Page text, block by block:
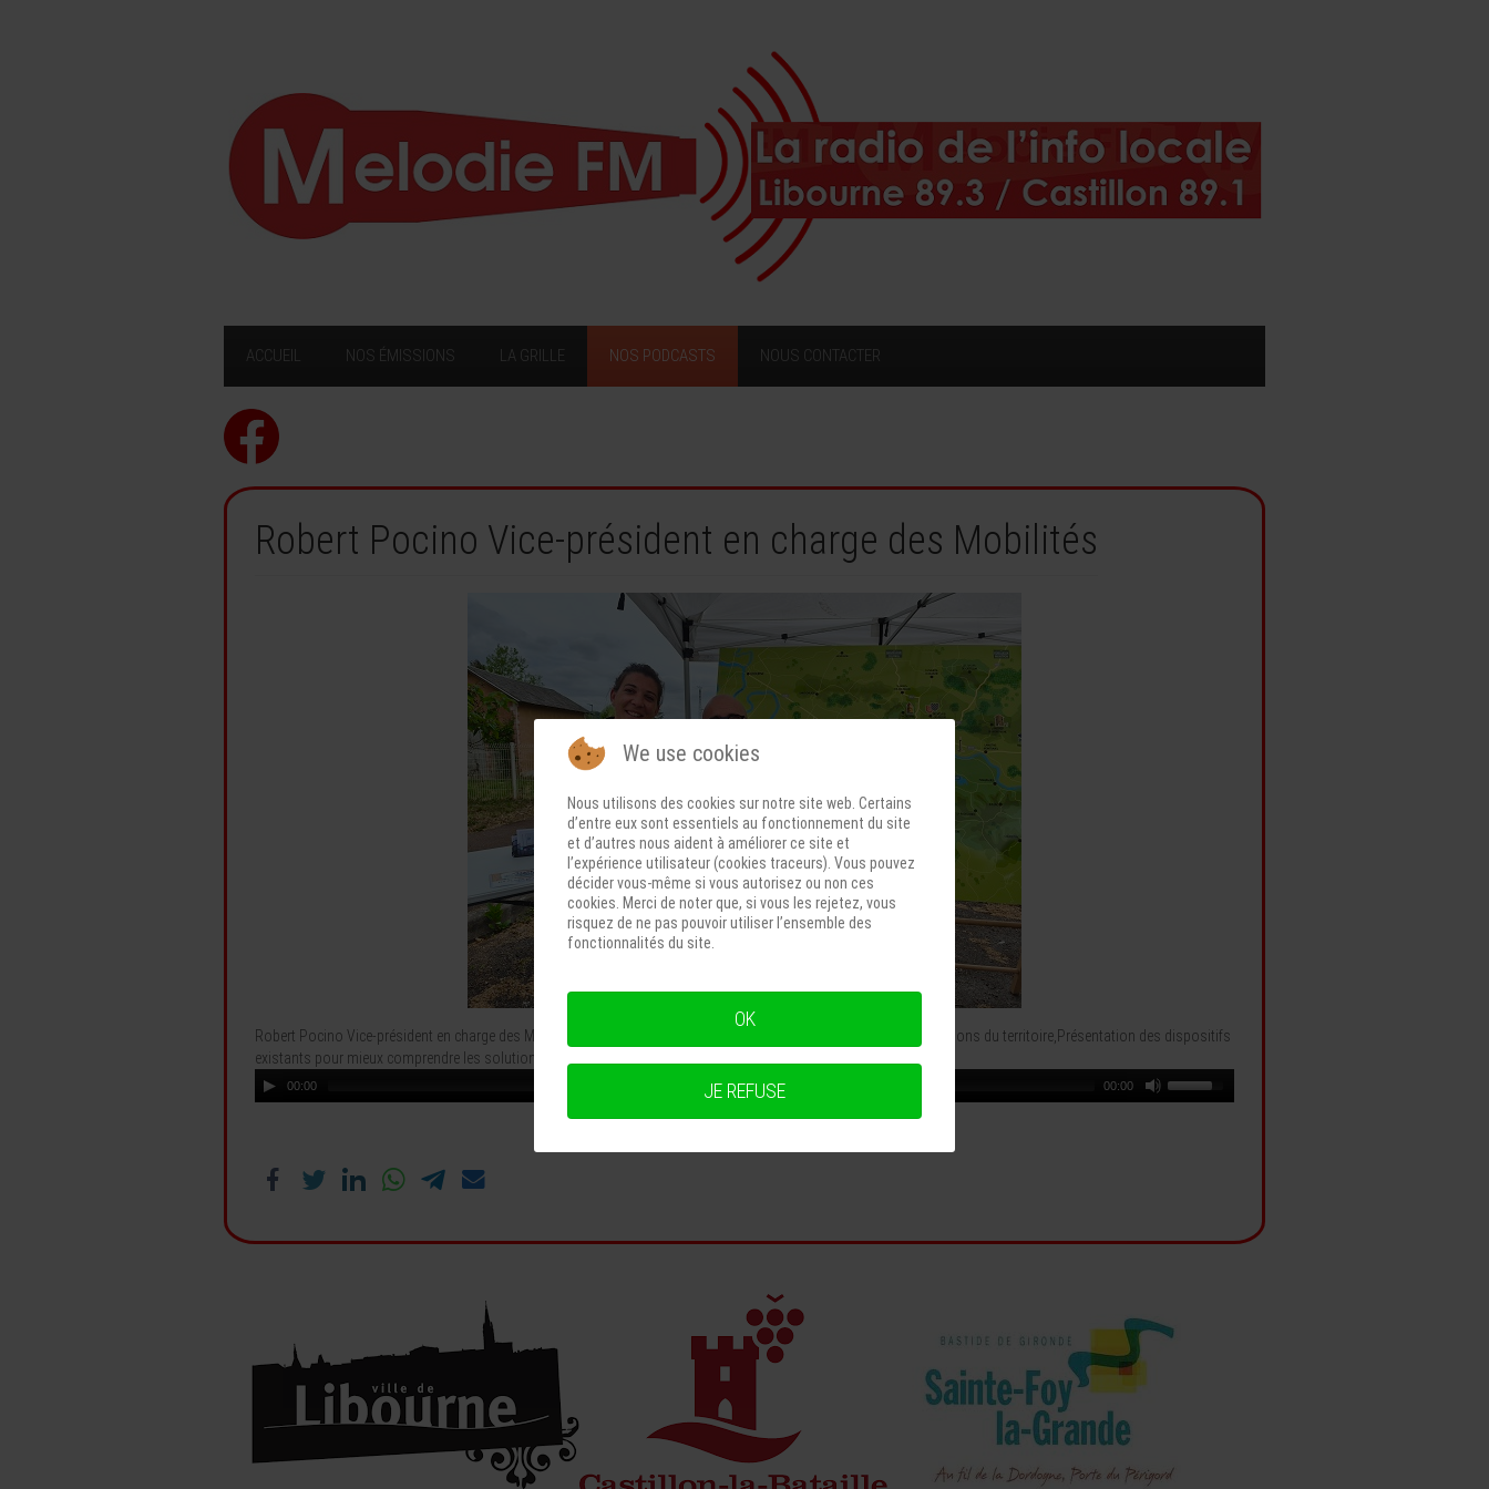
ACCUEIL NOS ÉMISSIONS LA GRILLE NOS PODCASTS NOUS CONTACTER
Robert Pocino Vice-président en charge des Mobilités
Robert Pocino Vice-président en charge des Mobilités,Rencontre au Village des Mobilités ,un point sur les informations du territoire,Présentation des dispositifs
existants pour mieux comprendre les solutions de mobilité disponibles faciliter l’orientation des publics
00:00 00:00
We use cookies
Nous utilisons des cookies sur notre site web. Certains
d’entre eux sont essentiels au fonctionnement du site
et d’autres nous aident à améliorer ce site et
l’expérience utilisateur (cookies traceurs). Vous pouvez
décider vous-même si vous autorisez ou non ces
cookies. Merci de noter que, si vous les rejetez, vous
risquez de ne pas pouvoir utiliser l’ensemble des
fonctionnalités du site.
OK
JE REFUSE